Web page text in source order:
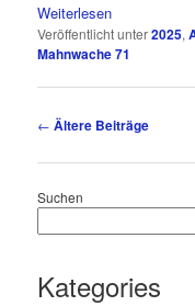
Weiterlesen
Veröffentlicht unter2025,
Mahnwache 71
← Ältere Beiträge
Suchen
Kategories